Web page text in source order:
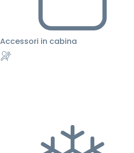
Accessori in cabina